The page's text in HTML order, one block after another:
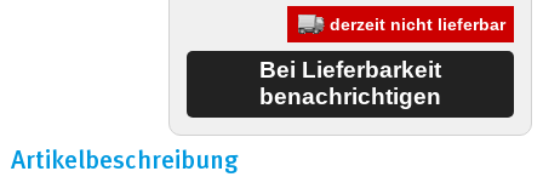
derzeit nicht lieferbar
Artikelbeschreibung